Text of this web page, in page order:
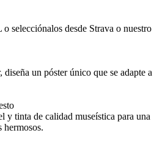
selecciónalos desde Strava o nuestro
un póster único que se adapte a
y tinta de calidad museística para una
hermosos.